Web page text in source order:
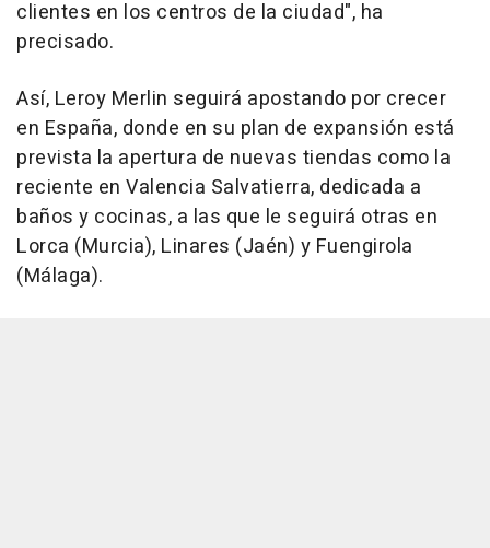
clientes en los centros de la ciudad", ha
precisado.
Así, Leroy Merlin seguirá apostando por crecer
en España, donde en su plan de expansión está
prevista la apertura de nuevas tiendas como la
reciente en Valencia Salvatierra, dedicada a
baños y cocinas, a las que le seguirá otras en
Lorca (Murcia), Linares (Jaén) y Fuengirola
(Málaga).